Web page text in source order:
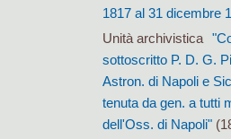
1817 al 31 dicembre
Unità archivistica
sottoscritto P. D. G.
Astron. di Napoli e
tenuta da gen. a tutti
dell'Oss. di Napoli"